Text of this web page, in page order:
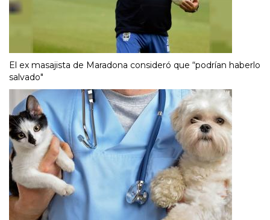
El ex masajista de Maradona consideró que “podrían haberlo
salvado"